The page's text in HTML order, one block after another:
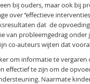
bij ouders, maar ook bij
over ‘’effectieve
dat de
van probleemgedrag
co-auteurs wijten dat
om informatie te
effectief te zijn om de
Naarmate